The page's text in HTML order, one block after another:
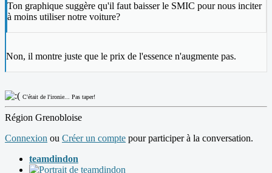
Ton graphique suggère qu'il faut baisser le SMIC pour nous inciter
à moins utiliser notre voiture?
Non, il montre juste que le prix de l'essence n'augmente pas.
C'était de l'ironie... Pas taper!
Région Grenobloise
Connexion ou Créer un compte pour participer à la conversation.
teamdindon